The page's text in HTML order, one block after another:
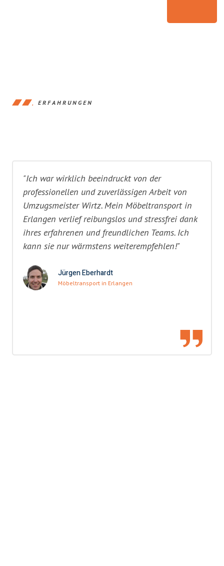
ERFAHRUNGEN
"Ich war wirklich beeindruckt von der
professionellen und zuverlässigen Arbeit von
Umzugsmeister Wirtz. Mein Möbeltransport in
Erlangen verlief reibungslos und stressfrei dank
ihres erfahrenen und freundlichen Teams. Ich
kann sie nur wärmstens weiterempfehlen!"
Jürgen Eberhardt
Möbeltransport in Erlangen